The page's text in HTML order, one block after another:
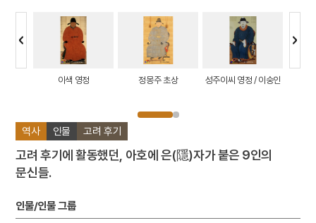
역사 인물 고려 후기
고려 후기에 활동했던, 아호에 은(隱)자가 붙은 9인의
문신들.
인물/인물 그룹
이색 영정 정몽주 초상 성주이씨 영정 / 이숭인